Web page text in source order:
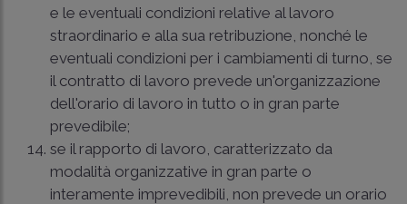
e le eventuali condizioni relative al lavoro
straordinario e alla sua retribuzione, nonché le
eventuali condizioni per i cambiamenti di turno, se
il contratto di lavoro prevede un'organizzazione
dell'orario di lavoro in tutto o in gran parte
prevedibile;
se il rapporto di lavoro, caratterizzato da
modalità organizzative in gran parte o
interamente imprevedibili, non prevede un orario